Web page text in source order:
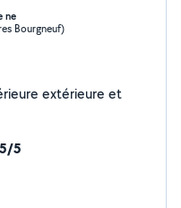
ne
Bourgneuf)
extérieure et
5